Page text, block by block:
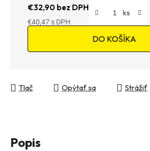
€32,90 bez DPH
€40,47
DO KOŠÍKA
Tlač Opýtať sa Strážiť
Popis